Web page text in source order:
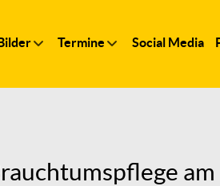
Termine Social Media